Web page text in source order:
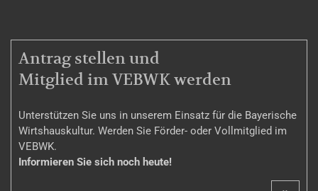
MITGLIEDSCHAFT
Antrag stellen und
Mitglied im VEBWK werden
Unterstützen Sie uns in unserem Einsatz für die Bayerische
Wirtshauskultur. Werden Sie Förder- oder Vollmitglied im
VEBWK.
Informieren Sie sich noch heute!